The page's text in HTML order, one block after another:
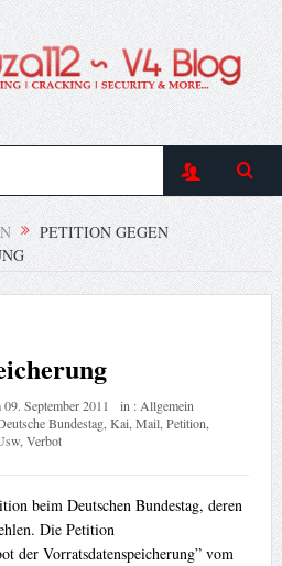
PETITION GEGEN
09. September 2011 in : Allgemein
Bundestag, Kai Mail, Petition
, Verbot
beim Deutschen Bundestag, deren
Die Petition
der Vorratsdatenspeicherung” vom